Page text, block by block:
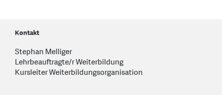
Kontakt
Stephan Melliger
Lehrbeauftragte/r Weiterbildung
Kursleiter Weiterbildungsorganisation